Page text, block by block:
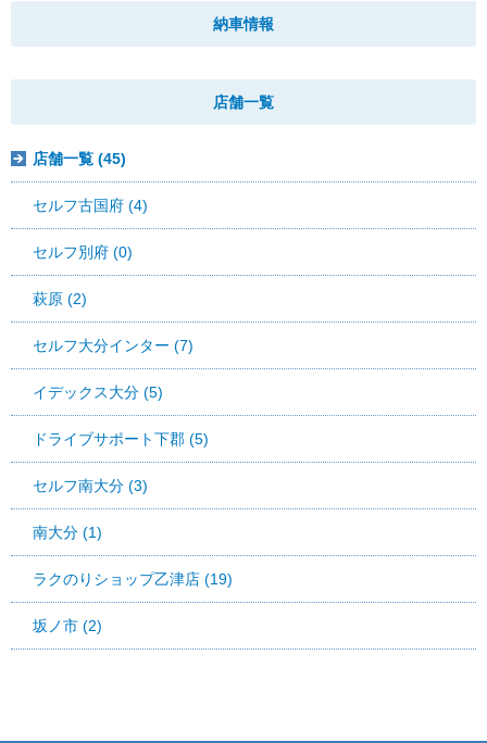
納車情報
店舗一覧
店舗一覧 (45)
セルフ古国府 (4)
セルフ別府 (0)
萩原 (2)
セルフ大分インター (7)
イデックス大分 (5)
ドライブサポート下郡 (5)
セルフ南大分 (3)
南大分 (1)
ラクのりショップ乙津店 (19)
坂ノ市 (2)